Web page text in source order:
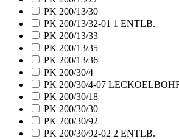
PK 200/13/30
PK 200/13/32-01 1 ENTLB.
PK 200/13/33
PK 200/13/35
PK 200/13/36
PK 200/30/4
PK 200/30/4-07
PK 200/30/18
PK 200/30/30
PK 200/30/92
PK 200/30/92-02 2 ENTLB.